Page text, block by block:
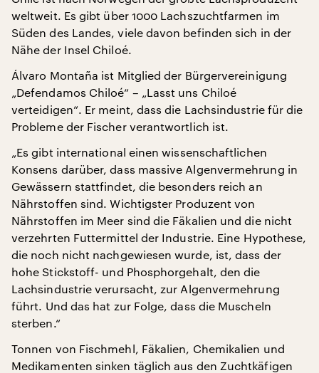
weltweit. Es gibt über 1000 Lachszuchtfarmen im
Süden des Landes, viele davon befinden sich in der
Nähe der Insel Chiloé.
Álvaro Montaña ist Mitglied der Bürgervereinigung
„Defendamos Chiloé“ – „Lasst uns Chiloé
verteidigen“. Er meint, dass die Lachsindustrie für die
Probleme der Fischer verantwortlich ist.
„Es gibt international einen wissenschaftlichen
Konsens darüber, dass massive Algenvermehrung in
Gewässern stattfindet, die besonders reich an
Nährstoffen sind. Wichtigster Produzent von
Nährstoffen im Meer sind die Fäkalien und die nicht
verzehrten Futtermittel der Industrie. Eine Hypothese,
die noch nicht nachgewiesen wurde, ist, dass der
hohe Stickstoff- und Phosphorgehalt, den die
Lachsindustrie verursacht, zur Algenvermehrung
führt. Und das hat zur Folge, dass die Muscheln
sterben.“
Tonnen von Fischmehl, Fäkalien, Chemikalien und
Medikamenten sinken täglich aus den Zuchtkäfigen